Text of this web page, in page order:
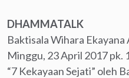
DHAMMATALK
Baktisala Wihara Ekayana
Minggu, 23 April 2017 pk.
“7 Kekayaan Sejati” oleh